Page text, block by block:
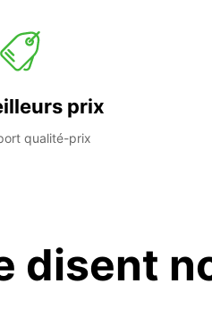
prix
qualité-prix
disent